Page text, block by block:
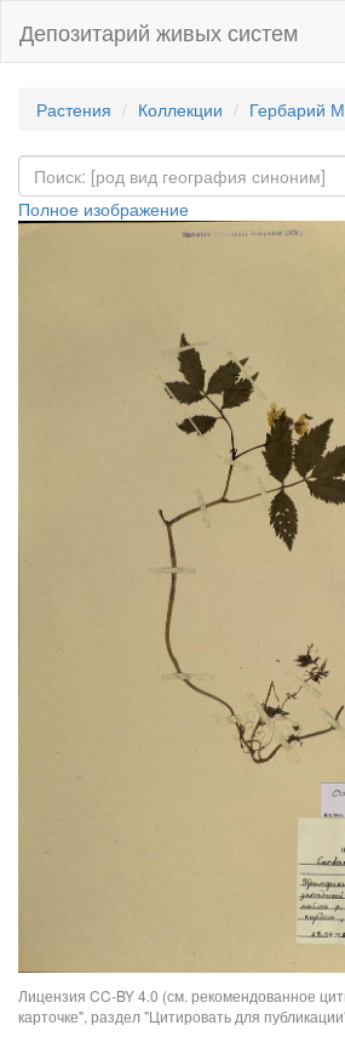
Депозитарий живых систем
Растения Коллекции Гербарий
Полное изображение
Лицензия CC-BY 4.0 (см. рекомендованное
карточке", раздел "Цитировать для